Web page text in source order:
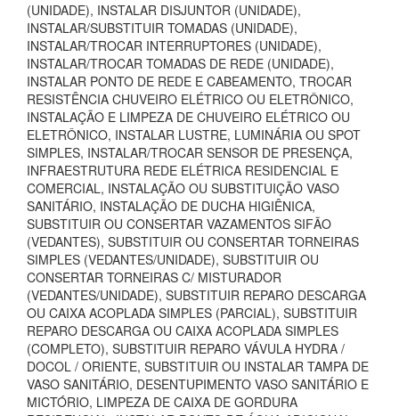
(UNIDADE), INSTALAR DISJUNTOR (UNIDADE),
INSTALAR/SUBSTITUIR TOMADAS (UNIDADE),
INSTALAR/TROCAR INTERRUPTORES (UNIDADE),
INSTALAR/TROCAR TOMADAS DE REDE (UNIDADE),
INSTALAR PONTO DE REDE E CABEAMENTO, TROCAR
RESISTÊNCIA CHUVEIRO ELÉTRICO OU ELETRÔNICO,
INSTALAÇÃO E LIMPEZA DE CHUVEIRO ELÉTRICO OU
ELETRÔNICO, INSTALAR LUSTRE, LUMINÁRIA OU SPOT
SIMPLES, INSTALAR/TROCAR SENSOR DE PRESENÇA,
INFRAESTRUTURA REDE ELÉTRICA RESIDENCIAL E
COMERCIAL, INSTALAÇÃO OU SUBSTITUIÇÃO VASO
SANITÁRIO, INSTALAÇÃO DE DUCHA HIGIÊNICA,
SUBSTITUIR OU CONSERTAR VAZAMENTOS SIFÃO
(VEDANTES), SUBSTITUIR OU CONSERTAR TORNEIRAS
SIMPLES (VEDANTES/UNIDADE), SUBSTITUIR OU
CONSERTAR TORNEIRAS C/ MISTURADOR
(VEDANTES/UNIDADE), SUBSTITUIR REPARO DESCARGA
OU CAIXA ACOPLADA SIMPLES (PARCIAL), SUBSTITUIR
REPARO DESCARGA OU CAIXA ACOPLADA SIMPLES
(COMPLETO), SUBSTITUIR REPARO VÁVULA HYDRA /
DOCOL / ORIENTE, SUBSTITUIR OU INSTALAR TAMPA DE
VASO SANITÁRIO, DESENTUPIMENTO VASO SANITÁRIO E
MICTÓRIO, LIMPEZA DE CAIXA DE GORDURA